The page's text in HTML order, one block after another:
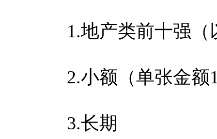
1.地产类前十强（
2.小额（单张金额
3.长期